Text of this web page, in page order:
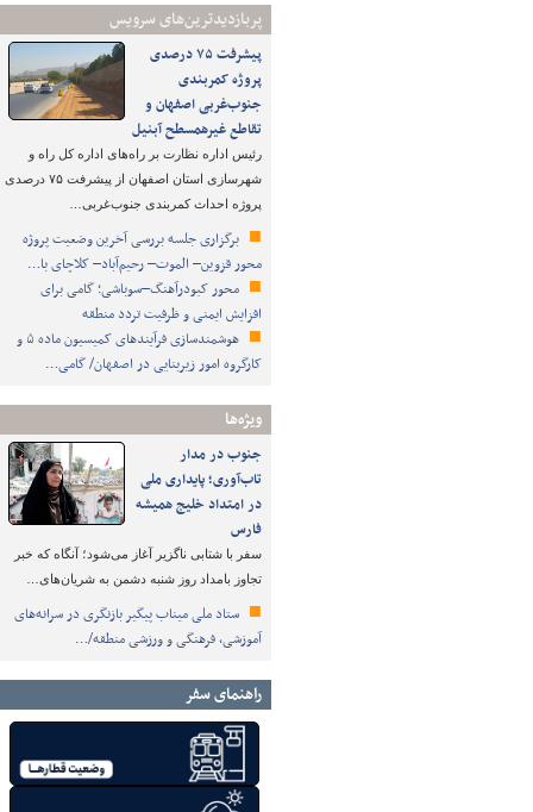
پربازدیدترین‌های سرویس
پیشرفت ۷۵ درصدی
پروژه کمربندی
جنوب‌غربی اصفهان و
تقاطع غیرهمسطح آبنیل
رئیس اداره نظارت بر راه‌های اداره کل راه و
شهرسازی استان اصفهان از پیشرفت ۷۵ درصدی
پروژه احداث کمربندی جنوب‌غربی…
برگزاری جلسه بررسی آخرین وضعیت پروژه
محور قزوین– الموت– رحیم‌آباد– کلاچای با…
محور کبودرآهنگ–سوباشی؛ گامی برای
افزایش ایمنی و ظرفیت تردد منطقه
هوشمندسازی فرآیندهای کمیسیون ماده ۵ و
کارگروه امور زیربنایی در اصفهان/ گامی…
ویژه‌ها
جنوب در مدار
تاب‌آوری؛ پایداری ملی
در امتداد خلیج همیشه
فارس
سفر با شتابی ناگزیر آغاز می‌شود؛ آنگاه که خبر
تجاوز بامداد روز شنبه دشمن به شریان‌های…
ستاد ملی میناب پیگیر بازنگری در سرانه‌های
آموزشی، فرهنگی و ورزشی منطقه/…
راهنمای سفر